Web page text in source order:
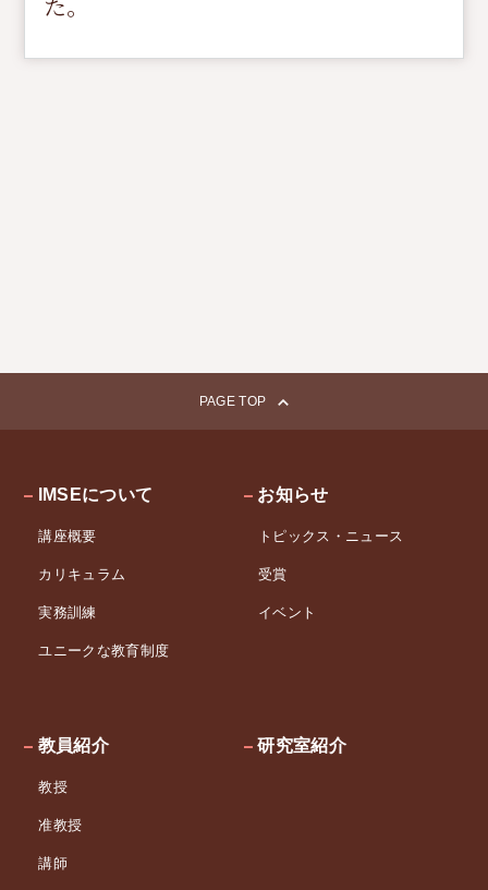
PAGE TOP
IMSEについて
講座概要
カリキュラム
実務訓練
ユニークな教育制度
お知らせ
トピックス・ニュース
受賞
イベント
教員紹介
教授
准教授
講師
研究室紹介